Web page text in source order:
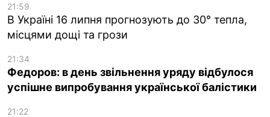
21:59
В Україні 16 липня прогнозують до 30° тепла,
місцями дощі та грози
21:34
Федоров: в день звільнення уряду відбулося
успішне випробування української балістики
21:22